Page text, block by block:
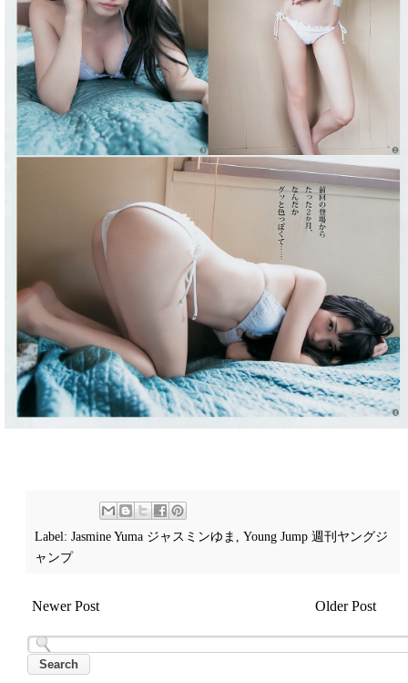
Label: Jasmine Yuma ジャスミンゆま
Young Jump 週刊ヤングジ
ャンプ
Newer Post Older Post